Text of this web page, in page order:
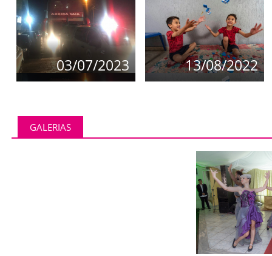
03/07/2023 13/08/2022
GALERIAS